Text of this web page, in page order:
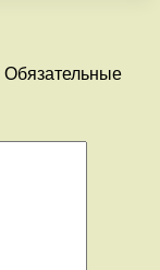
Обязательные